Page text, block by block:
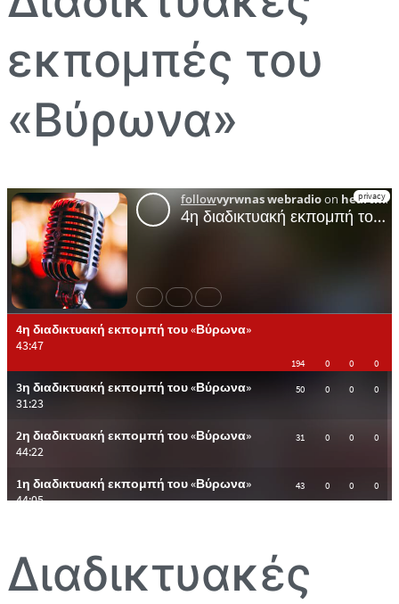
εκπομπές του
«Βύρωνα»
Διαδικτυακές